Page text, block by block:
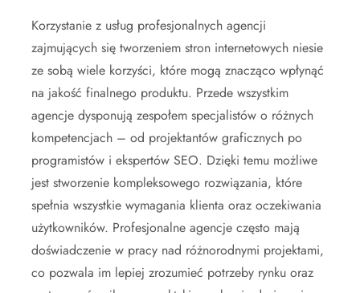
Korzystanie z usług profesjonalnych agencji
zajmujących się tworzeniem stron internetowych niesie
ze sobą wiele korzyści, które mogą znacząco wpłynąć
na jakość finalnego produktu. Przede wszystkim
agencje dysponują zespołem specjalistów o różnych
kompetencjach – od projektantów graficznych po
programistów i ekspertów SEO. Dzięki temu możliwe
jest stworzenie kompleksowego rozwiązania, które
spełnia wszystkie wymagania klienta oraz oczekiwania
użytkowników. Profesjonalne agencje często mają
doświadczenie w pracy nad różnorodnymi projektami,
co pozwala im lepiej zrozumieć potrzeby rynku oraz